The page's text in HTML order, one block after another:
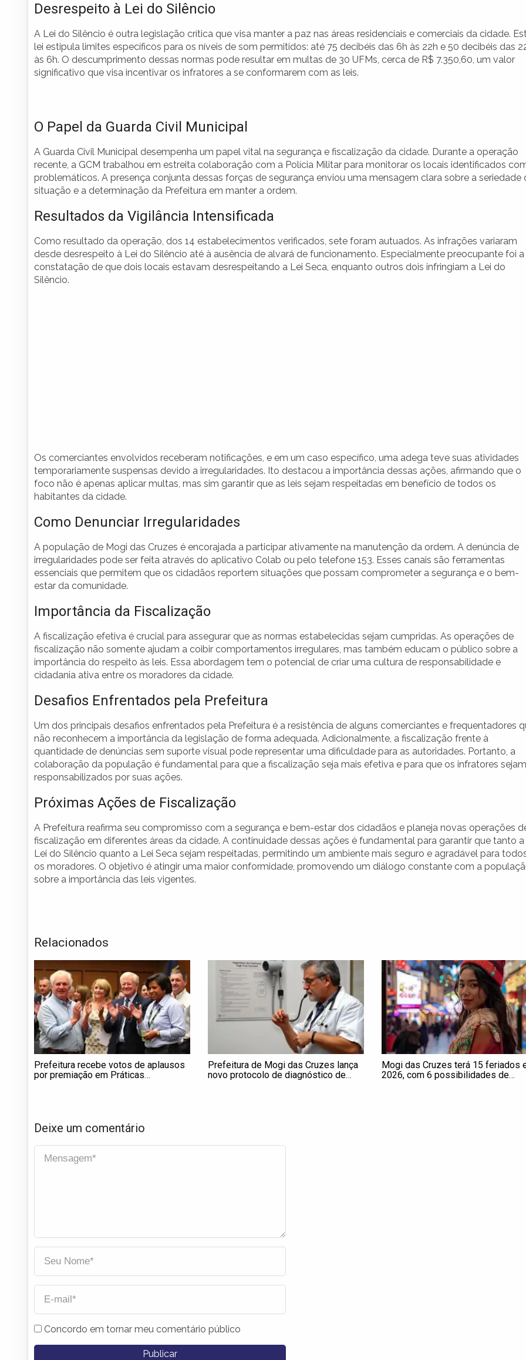
Desrespeito à Lei do Silêncio
A Lei do Silêncio é outra legislação crítica que visa manter a paz nas áreas residenciais e comerciais da cidade.
lei estipula limites específicos para os níveis de som permitidos: até 75 decibéis das 6h às 22h e 50 decibéis das
às 6h. O descumprimento dessas normas pode resultar em multas de 30 UFMs, cerca de R$ 7.350,60, um valor
significativo que visa incentivar os infratores a se conformarem com as leis.
O Papel da Guarda Civil Municipal
A Guarda Civil Municipal desempenha um papel vital na segurança e fiscalização da cidade. Durante a operação
recente, a GCM trabalhou em estreita colaboração com a Polícia Militar para monitorar os locais identificados
problemáticos. A presença conjunta dessas forças de segurança enviou uma mensagem clara sobre a seriedade
situação e a determinação da Prefeitura em manter a ordem.
Resultados da Vigilância Intensificada
Como resultado da operação, dos 14 estabelecimentos verificados, sete foram autuados. As infrações variaram
desde desrespeito à Lei do Silêncio até à ausência de alvará de funcionamento. Especialmente preocupante foi a
constatação de que dois locais estavam desrespeitando a Lei Seca, enquanto outros dois infringiam a Lei do
Silêncio.
Os comerciantes envolvidos receberam notificações, e em um caso específico, uma adega teve suas atividades
temporariamente suspensas devido a irregularidades. Ito destacou a importância dessas ações, afirmando que o
foco não é apenas aplicar multas, mas sim garantir que as leis sejam respeitadas em benefício de todos os
habitantes da cidade.
Como Denunciar Irregularidades
A população de Mogi das Cruzes é encorajada a participar ativamente na manutenção da ordem. A denúncia de
irregularidades pode ser feita através do aplicativo Colab ou pelo telefone 153. Esses canais são ferramentas
essenciais que permitem que os cidadãos reportem situações que possam comprometer a segurança e o bem-
estar da comunidade.
Importância da Fiscalização
A fiscalização efetiva é crucial para assegurar que as normas estabelecidas sejam cumpridas. As operações de
fiscalização não somente ajudam a coibir comportamentos irregulares, mas também educam o público sobre a
importância do respeito às leis. Essa abordagem tem o potencial de criar uma cultura de responsabilidade e
cidadania ativa entre os moradores da cidade.
Desafios Enfrentados pela Prefeitura
Um dos principais desafios enfrentados pela Prefeitura é a resistência de alguns comerciantes e frequentadores
não reconhecem a importância da legislação de forma adequada. Adicionalmente, a fiscalização frente à
quantidade de denúncias sem suporte visual pode representar uma dificuldade para as autoridades. Portanto, a
colaboração da população é fundamental para que a fiscalização seja mais efetiva e para que os infratores sejam
responsabilizados por suas ações.
Próximas Ações de Fiscalização
A Prefeitura reafirma seu compromisso com a segurança e bem-estar dos cidadãos e planeja novas operações
fiscalização em diferentes áreas da cidade. A continuidade dessas ações é fundamental para garantir que tanto a
Lei do Silêncio quanto a Lei Seca sejam respeitadas, permitindo um ambiente mais seguro e agradável para
os moradores. O objetivo é atingir uma maior conformidade, promovendo um diálogo constante com a
sobre a importância das leis vigentes.
Relacionados
Prefeitura recebe votos de aplausos
por premiação em Práticas
Prefeitura de Mogi das Cruzes lança
novo protocolo de diagnóstico de
Mogi das Cruzes terá 15 feriados
2026, com 6 possibilidades de
Deixe um comentário
Concordo em tornar meu comentário público